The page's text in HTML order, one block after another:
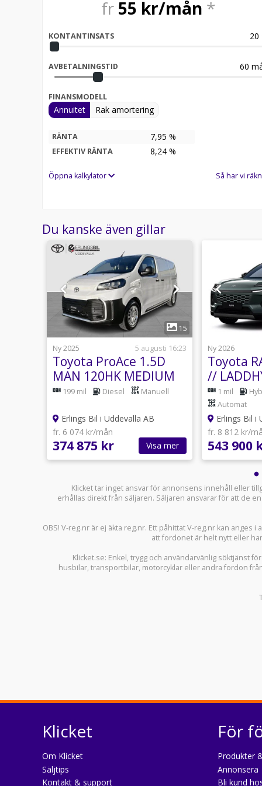
fr 55 kr/mån *
KONTANTINSATS 20
AVBETALNINGSTID 60
FINANSMODELL
Annuitet Rak amortering
RÄNTA 7,95 %
EFFEKTIV RÄNTA 8,24 %
Öppna kalkylator Så har vi
Du kanske även gillar
1
15
Ny 2025
5 augusti 16:23
Toyota ProAce 1.5D
MAN 120HK MEDIUM
COMFORT 2-D /
199 mil Diesel Manuell
Erlings Bil i Uddevalla AB
fr. 6 074 kr/mån
374 875 kr Visa mer
Ny 2026
Toyota
//
i // NYA
FÖR BEST
1 mil
Automat
Erlings Bil i
fr. 8 812 kr/
543 900
Klicket tar inget ansvar för annonsens innehåll eller
erhållas direkt från säljaren. Säljaren ansvarar för att de
OBS! V-reg.nr är ej äkta reg.nr. Ett påhittat V-reg.nr kan
att fordonet är helt nytt eller
Klicket.se: Enkel, trygg och användarvänlig söktjänst
husbilar,transportbilar, motorcyklar eller andra fordon
Klicket
Om Klicket
Säljtips
Kontakt & support
För
Produkter
Annonsera
Bli kund